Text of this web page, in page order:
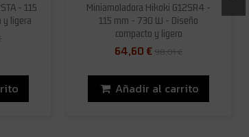
- 115
y ligera
Miniamoladora Hikoki G12SR4 -
115 mm - 730 W - Diseño
compacto y ligero
64,60 €98,01 €
Añadir al carrito